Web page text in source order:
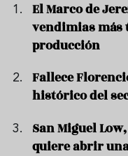
El Marco de
vendimias más
producción
Fallece
histórico del
San Miguel
quiere abrir